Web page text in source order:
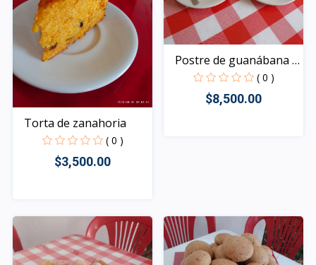
Torta de zanahoria
( 0 )
$3,500.00
Rápido Vista
Postre de guanábana o
( 0 )
$8,500.00